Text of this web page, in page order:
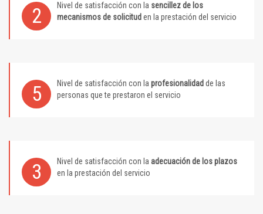
2 Nivel de satisfacción con la sencillez de los
mecanismos de solicitud en la prestación del servicio
5 Nivel de satisfacción con la profesionalidad de las
personas que te prestaron el servicio
3 Nivel de satisfacción con la adecuación de los plazos
en la prestación del servicio